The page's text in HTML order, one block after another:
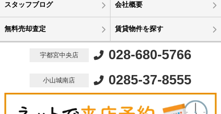
スタッフブログ 会社概要
無料売却査定 賃貸物件を探す
宇都宮中央店 028-680-5766
小山城南店 0285-37-8555